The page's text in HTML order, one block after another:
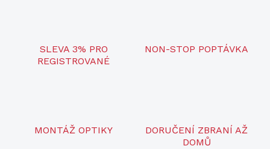
SLEVA 3% PRO
REGISTROVANÉ
NON-STOP POPTÁVKA
MONTÁŽ OPTIKY
DORUČENÍ ZBRANÍ AŽ
DOMŮ